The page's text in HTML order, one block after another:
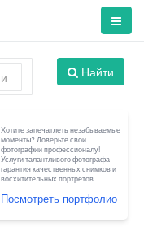
Найти
Хотите запечатлеть незабываемые
моменты? Доверьте свои
фотографии профессионалу!
Услуги талантливого фотографа -
гарантия качественных снимков и
восхитительных портретов.
Посмотреть портфолио